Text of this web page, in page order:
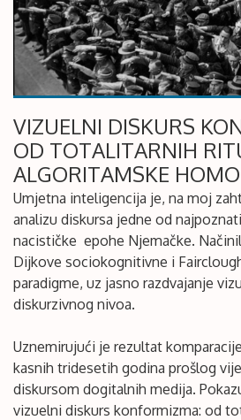
VIZUELNI DISKURS
OD TOTALITARNIH
ALGORITAMSKE
Umjetna inteligencija je, na moj
analizu diskursa jedne od
nacističke epohe Njemačke.
Dijkove sociokognitivne i
paradigme, uz jasno razdvajanje
diskurzivnog nivoa.
Uznemirujući je rezultat
kasnih tridesetih godina prošlog
diskursom dogitalnih medija.
vizuelni diskurs konformizma: od